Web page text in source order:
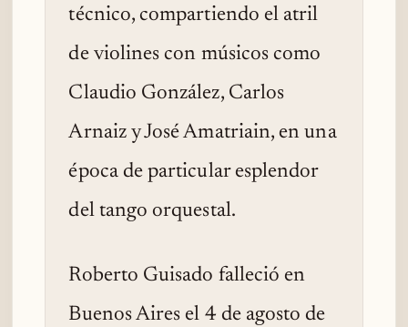
técnico, compartiendo el atril
de violines con músicos como
Claudio González, Carlos
Arnaiz y José Amatriain, en una
época de particular esplendor
del tango orquestal.
Roberto Guisado falleció en
Buenos Aires el 4 de agosto de